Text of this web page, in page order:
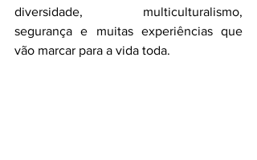
diversidade, multiculturalismo,
segurança e muitas experiências que
vão marcar para a vida toda.